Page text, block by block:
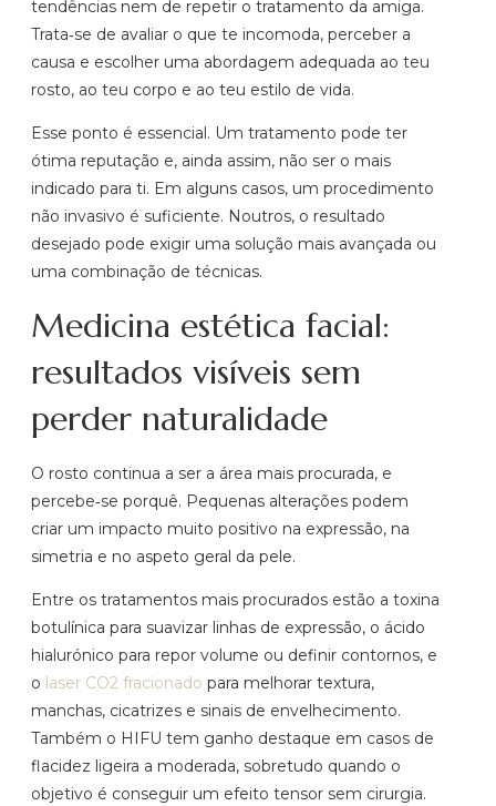
tendências nem de repetir o tratamento da amiga.
Trata‑se de avaliar o que te incomoda, perceber a
causa e escolher uma abordagem adequada ao teu
rosto, ao teu corpo e ao teu estilo de vida.
Esse ponto é essencial. Um tratamento pode ter
ótima reputação e, ainda assim, não ser o mais
indicado para ti. Em alguns casos, um procedimento
não invasivo é suficiente. Noutros, o resultado
desejado pode exigir uma solução mais avançada ou
uma combinação de técnicas.
Medicina estética facial:
resultados visíveis sem
perder naturalidade
O rosto continua a ser a área mais procurada, e
percebe‑se porquê. Pequenas alterações podem
criar um impacto muito positivo na expressão, na
simetria e no aspeto geral da pele.
Entre os tratamentos mais procurados estão a toxina
botulínica para suavizar linhas de expressão, o ácido
hialurónico para repor volume ou definir contornos, e
o laser CO2 fracionado para melhorar textura,
manchas, cicatrizes e sinais de envelhecimento.
Também o HIFU tem ganho destaque em casos de
flacidez ligeira a moderada, sobretudo quando o
objetivo é conseguir um efeito tensor sem cirurgia.